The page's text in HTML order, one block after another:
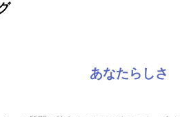
あなたらしさ